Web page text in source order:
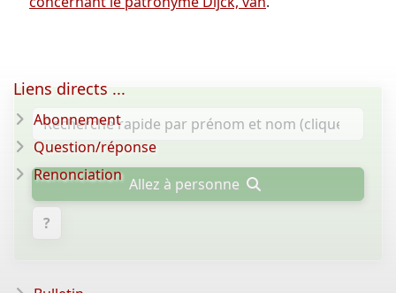
Allez à personne
?
Liens directs ...
Abonnement
Question/réponse
Renonciation